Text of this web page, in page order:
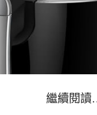
繼續閱